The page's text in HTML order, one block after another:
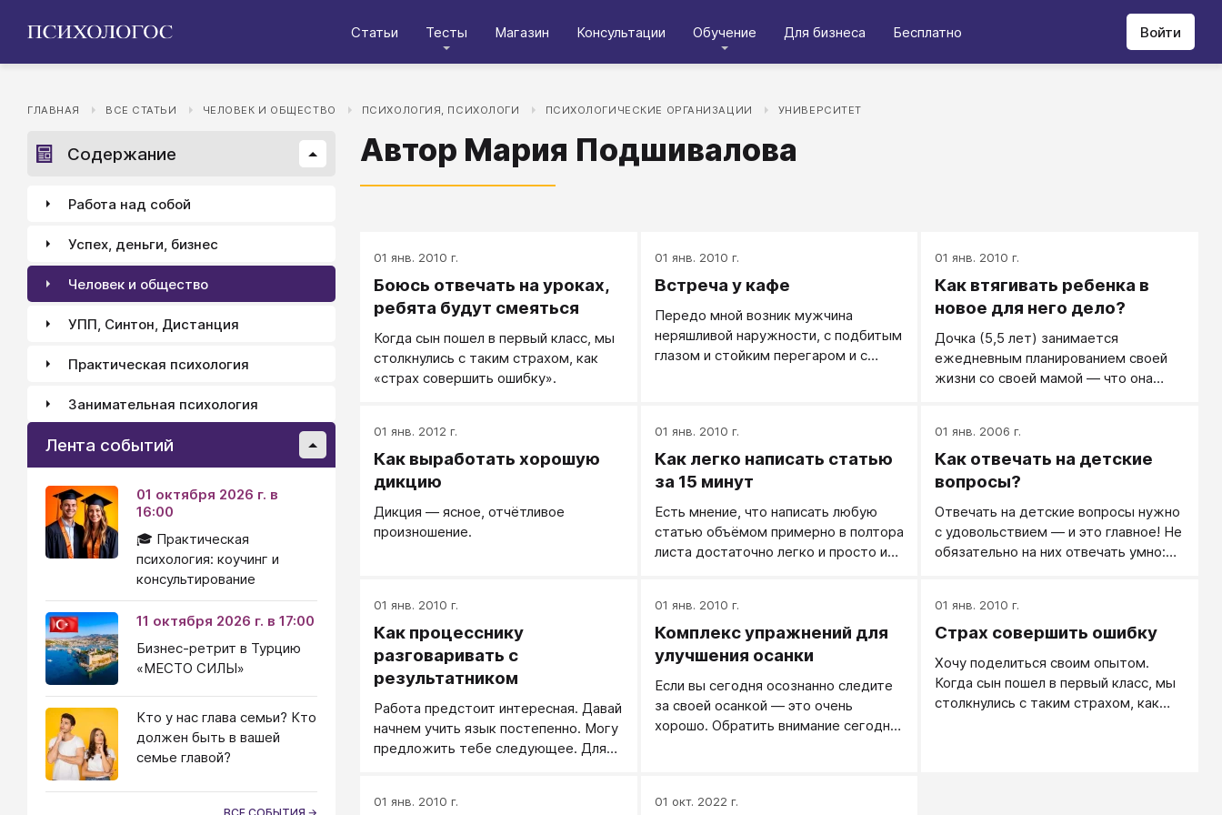
Статьи Тесты Магазин Консультации Обучение Для бизнеса Бесплатно Войти
ГЛАВНАЯ ВСЕ СТАТЬИ ЧЕЛОВЕК И ОБЩЕСТВО ПСИХОЛОГИЯ, ПСИХОЛОГИ ПСИХОЛОГИЧЕСКИЕ ОРГАНИЗАЦИИ УНИВЕРСИТЕТ
Автор Мария Подшивалова
01 янв. 2010 г.
Боюсь отвечать на уроках,
ребята будут смеяться
Когда сын пошел в первый класс, мы
столкнулись с таким страхом, как
«страх совершить ошибку».
01 янв. 2010 г.
Встреча у кафе
Передо мной возник мужчина
неряшливой наружности, с подбитым
глазом и стойким перегаром и с
01 янв. 2010 г.
Как втягивать ребенка в
новое для него дело?
Дочка (5,5 лет) занимается
ежедневным планированием своей
жизни со своей мамой — что она
01 янв. 2012 г.
Как выработать хорошую
дикцию
Дикция — ясное, отчётливое
произношение.
01 янв. 2010 г.
Как легко написать статью
за 15 минут
Есть мнение, что написать любую
статью объёмом примерно в полтора
листа достаточно легко и просто и
порассуждаем. Почему у кого-то
получается это свободно, а кто-то
вроде и говорит прекрасно и мысли
придумана, а как сядет за
компьютер или лист бумаги, так и
все слова куда-то деваются и
01 янв. 2006 г.
Как отвечать на детские
вопросы?
Отвечать на детские вопросы нужно
с удовольствием — и это главное! Не
обязательно на них отвечать умно:
вполне оценит, а если вы ответите
понятно и так, что ребенку станет
Правда, не бойтесь своих
примитивных ответов. Ребенку 4
года, он пришел к маме с вопросом,
01 янв. 2010 г.
Как процесснику
разговаривать с
результатником
Работа предстоит интересная. Давай
начнем учить язык постепенно. Могу
предложить тебе следующее. Для
что Миша говорит, как отвечаете
01 янв. 2010 г.
Комплекс упражнений для
улучшения осанки
Если вы сегодня осознанно следите
за своей осанкой — это очень
хорошо. Обратить внимание сегодня
01 янв. 2010 г.
Страх совершить ошибку
Хочу поделиться своим опытом.
Когда сын пошел в первый класс, мы
столкнулись с таким страхом, как
01 янв. 2010 г. 01 окт. 2022 г.
Содержание
Работа над собой
Успех, деньги, бизнес
Человек и общество
УПП, Синтон, Дистанция
Практическая психология
Занимательная психология
Лента событий
01 октября 2026 г. в
16:00
🎓 Практическая
психология: коучинг и
консультирование
11 октября 2026 г. в 17:00
Бизнес-ретрит в Турцию
«МЕСТО СИЛЫ»
Кто у нас глава семьи? Кто
должен быть в вашей
семье главой?